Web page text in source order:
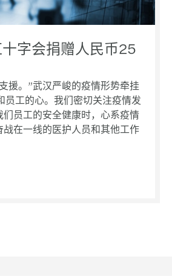
亚
为
应
股
The
字会捐赠人民币25
援。”武汉严峻的疫情形势牵挂
员工的心。我们密切关注疫情发
员工的安全健康时，心系疫情
战在一线的医护人员和其他工作